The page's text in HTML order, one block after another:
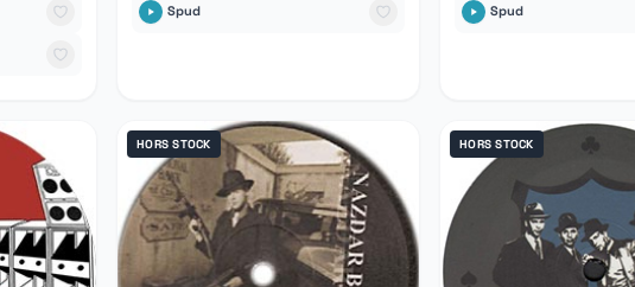
Spud Spud
HORS STOCK HORS STOCK